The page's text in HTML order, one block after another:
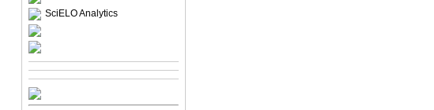
SciELO Analytics